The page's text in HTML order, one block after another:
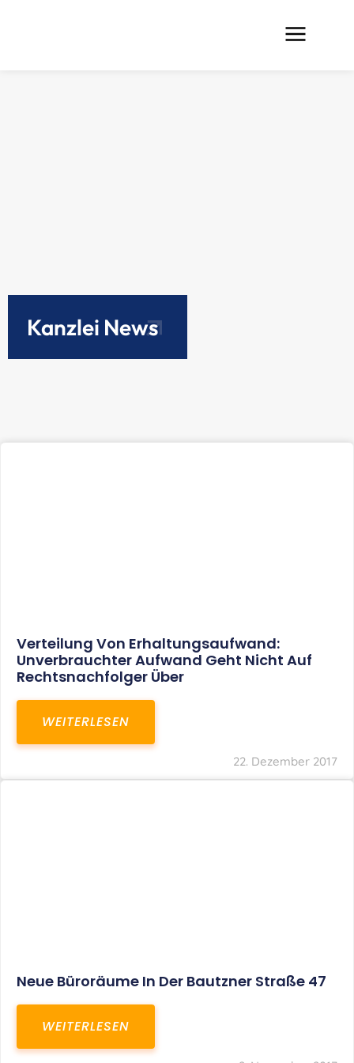
Kanzlei News
Verteilung Von Erhaltungsaufwand:
Unverbrauchter Aufwand Geht Nicht Auf
Rechtsnachfolger Über
WEITERLESEN
22. Dezember 2017
Neue Büroräume In Der Bautzner Straße 47
WEITERLESEN